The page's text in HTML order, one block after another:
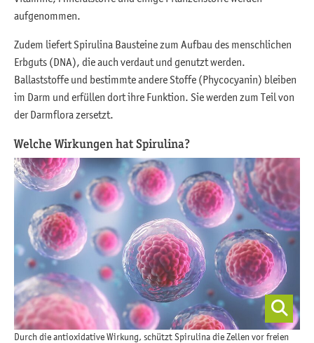
aufgenommen.
Zudem liefert Spirulina Bausteine zum Aufbau des menschlichen
Erbguts (DNA), die auch verdaut und genutzt werden.
Ballaststoffe und bestimmte andere Stoffe (Phycocyanin) bleiben
im Darm und erfüllen dort ihre Funktion. Sie werden zum Teil von
der Darmflora zersetzt.
Welche Wirkungen hat Spirulina?
Durch die antioxidative Wirkung, schützt Spirulina die Zellen vor freien